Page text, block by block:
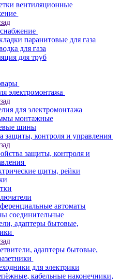
вентиляционные
паранитовые для газа
для газа
для труб
электромонтажа
для электромонтажа
монтажные
шины
защиты, контроля и управления
защиты, контроля и
щиты, рейки
автоматы
соединительные
адаптеры бытовые,
адаптеры бытовые,
для электрики
кабельные наконечники,